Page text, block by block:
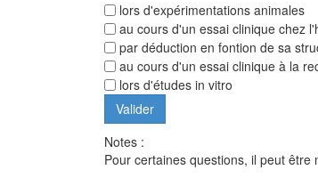
lors d'expérimentations animales
au cours d'un essai clinique chez
par déduction en fontion de sa
au cours d'un essai clinique à la
lors d'études in vitro
Notes :
Pour certaines questions, il peut